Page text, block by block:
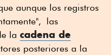
aunque los registros
las
la cadena de
posteriores a la